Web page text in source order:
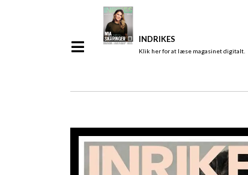
INDRIKES
Klik her for at læse magasinet digitalt.